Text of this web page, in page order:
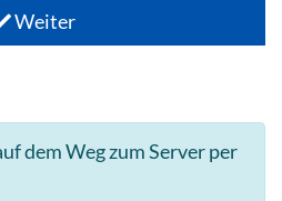
Weiter
dem Weg zum Server per